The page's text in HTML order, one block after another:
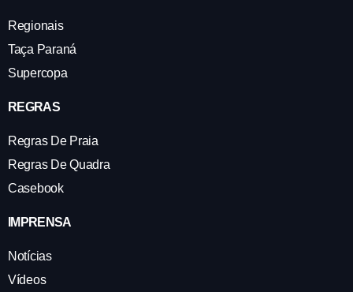
Regionais
Taça Paraná
Supercopa
REGRAS
Regras De Praia
Regras De Quadra
Casebook
IMPRENSA
Notícias
Vídeos